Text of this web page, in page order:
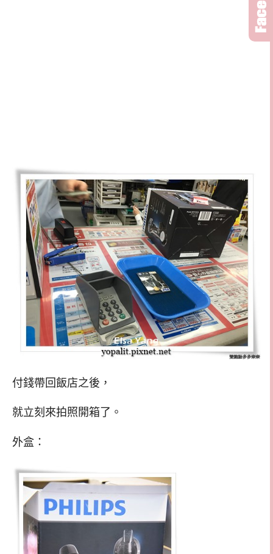
付錢帶回飯店之後，
就立刻來拍照開箱了。
外盒：